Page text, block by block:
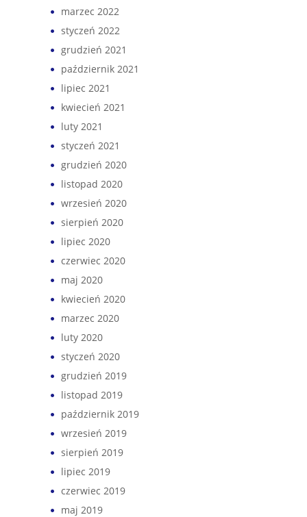
marzec 2022
styczeń 2022
grudzień 2021
październik 2021
lipiec 2021
kwiecień 2021
luty 2021
styczeń 2021
grudzień 2020
listopad 2020
wrzesień 2020
sierpień 2020
lipiec 2020
czerwiec 2020
maj 2020
kwiecień 2020
marzec 2020
luty 2020
styczeń 2020
grudzień 2019
listopad 2019
październik 2019
wrzesień 2019
sierpień 2019
lipiec 2019
czerwiec 2019
maj 2019